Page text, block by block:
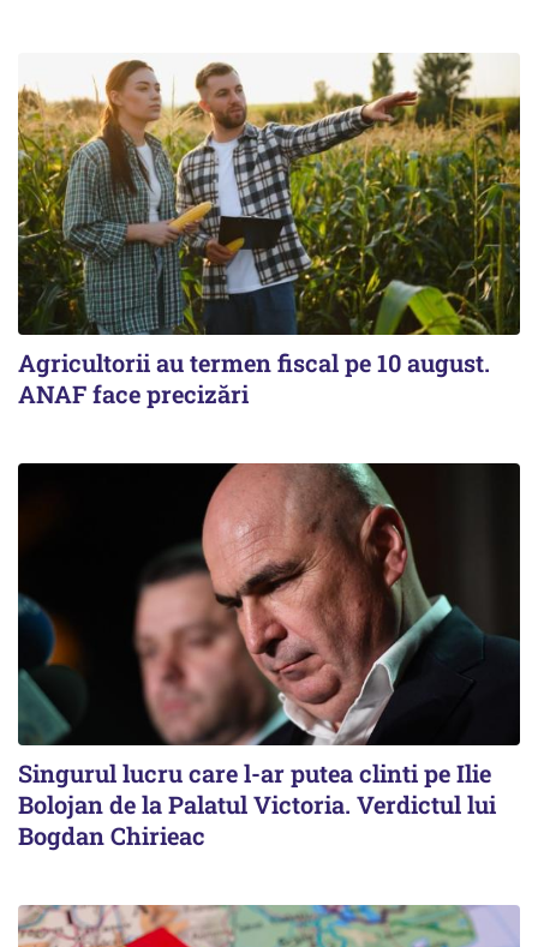
Agricultorii au termen fiscal pe 10 august.
ANAF face precizări
Singurul lucru care l-ar putea clinti pe Ilie
Bolojan de la Palatul Victoria. Verdictul lui
Bogdan Chirieac